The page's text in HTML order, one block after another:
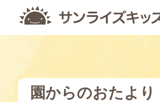
園からのおたより